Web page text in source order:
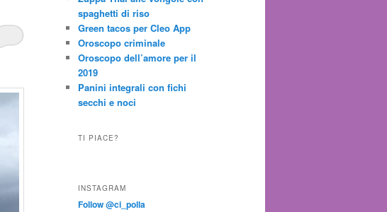
spaghetti di riso
Green tacos per Cleo App
Oroscopo criminale
Oroscopo dell’amore per il
2019
Panini integrali con fichi
secchi e noci
TI PIACE?
INSTAGRAM
Follow @ci_polla